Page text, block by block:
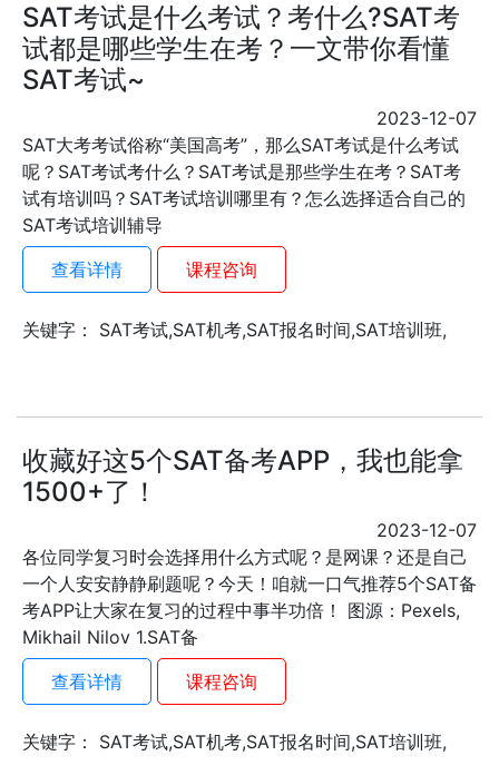
SAT考试是什么考试？考什么?SAT考
试都是哪些学生在考？一文带你看懂
SAT考试~
2023-12-07
SAT大考考试俗称“美国高考”，那么SAT考试是什么考试
呢？SAT考试考什么？SAT考试是那些学生在考？SAT考
试有培训吗？SAT考试培训哪里有？怎么选择适合自己的
SAT考试培训辅导
查看详情
课程咨询
关键字： SAT考试,SAT机考,SAT报名时间,SAT培训班,
收藏好这5个SAT备考APP，我也能拿
1500+了！
2023-12-07
各位同学复习时会选择用什么方式呢？是网课？还是自己
一个人安安静静刷题呢？今天！咱就一口气推荐5个SAT备
考APP让大家在复习的过程中事半功倍！ 图源：Pexels,
Mikhail Nilov 1.SAT备
查看详情
课程咨询
关键字： SAT考试,SAT机考,SAT报名时间,SAT培训班,